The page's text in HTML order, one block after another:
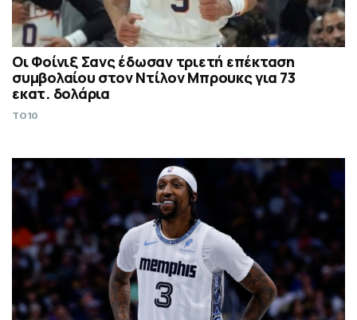
Οι Φοίνιξ Σανς έδωσαν τριετή επέκταση
συμβολαίου στον Ντίλον Μπρουκς για 73
εκατ. δολάρια
TO10